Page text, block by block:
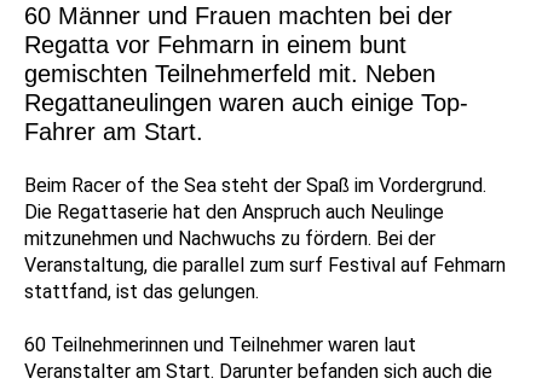
60 Männer und Frauen machten bei der
Regatta vor Fehmarn in einem bunt
gemischten Teilnehmerfeld mit. Neben
Regattaneulingen waren auch einige Top-
Fahrer am Start.
Beim Racer of the Sea steht der Spaß im Vordergrund.
Die Regattaserie hat den Anspruch auch Neulinge
mitzunehmen und Nachwuchs zu fördern. Bei der
Veranstaltung, die parallel zum surf Festival auf Fehmarn
stattfand, ist das gelungen.
60 Teilnehmerinnen und Teilnehmer waren laut
Veranstalter am Start. Darunter befanden sich auch die